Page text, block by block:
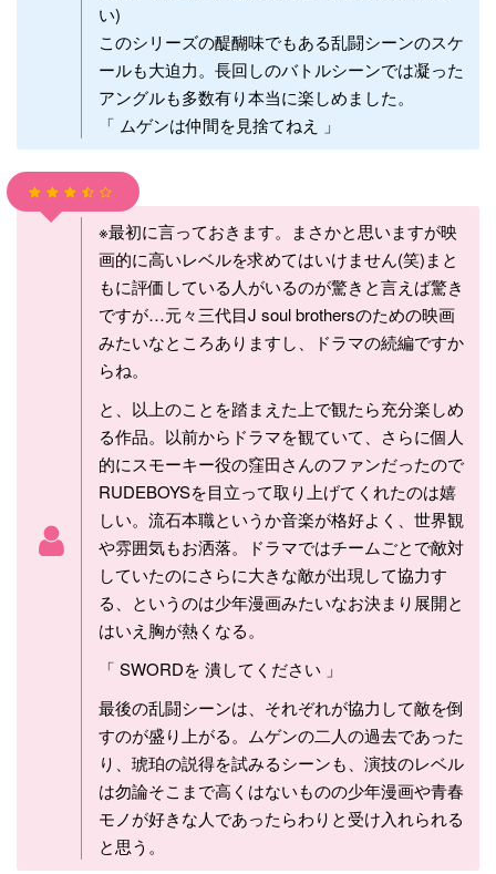
い)
このシリーズの醍醐味でもある乱闘シーンのスケ
ールも大迫力。長回しのバトルシーンでは凝った
アングルも多数有り本当に楽しめました。
「 ムゲンは仲間を見捨てねえ 」
※最初に言っておきます。まさかと思いますが映
画的に高いレベルを求めてはいけません(笑)まと
もに評価している人がいるのが驚きと言えば驚き
ですが…元々三代目J soul brothersのための映画
みたいなところありますし、ドラマの続編ですか
らね。
と、以上のことを踏まえた上で観たら充分楽しめ
る作品。以前からドラマを観ていて、さらに個人
的にスモーキー役の窪田さんのファンだったので
RUDEBOYSを目立って取り上げてくれたのは嬉
しい。流石本職というか音楽が格好よく、世界観
や雰囲気もお洒落。ドラマではチームごとで敵対
していたのにさらに大きな敵が出現して協力す
る、というのは少年漫画みたいなお決まり展開と
はいえ胸が熱くなる。
「 SWORDを 潰してください 」
最後の乱闘シーンは、それぞれが協力して敵を倒
すのが盛り上がる。ムゲンの二人の過去であった
り、琥珀の説得を試みるシーンも、演技のレベル
は勿論そこまで高くはないものの少年漫画や青春
モノが好きな人であったらわりと受け入れられる
と思う。